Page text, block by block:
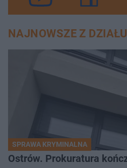
NAJNOWSZE Z
SPRAWA KRYMINALNA
Ostrów. Prokuratura